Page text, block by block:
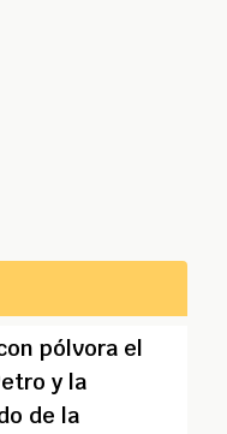
pólvora el
y la
de la